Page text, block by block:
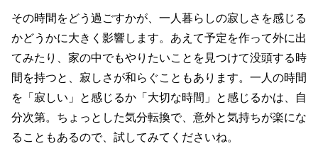
その時間をどう過ごすかが、一人暮らしの寂しさを感じる
かどうかに大きく影響します。あえて予定を作って外に出
てみたり、家の中でもやりたいことを見つけて没頭する時
間を持つと、寂しさが和らぐこともあります。一人の時間
を「寂しい」と感じるか「大切な時間」と感じるかは、自
分次第。ちょっとした気分転換で、意外と気持ちが楽にな
ることもあるので、試してみてくださいね。